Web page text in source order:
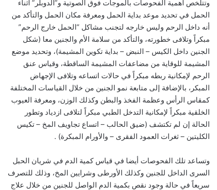
وتتلخص أهمية الفحوصات بالموجات فوق الصوتية و”الدوبلر” أثناء
الحمل في تحديد موعد بداية الحمل ومعرفة مكان الحمل والتأكد من
أنه داخل الرحم وليس خارجه لتجنب مشاكل “الحمل خارج الرحم”
مبكراً وتلافى خطورته، والتأكد من سلامة الأم والجنين معا (شكل
الجنين داخل الكيس – النبض – بداية تكوين المشيمة)، وتحديد موضع
المشيمة للوقاية من مضاعفات المشيمة الساقطة، وقياس عنق
الرحم لإمكانية ربطه مبكراً في حالات اتساعه وتلافى الإجهاض
المبكر، بالإضافة إلى متابعة نمو الجنين من خلال القياسات المختلفة
كمقاس الرأس وعظمة الفخذ والبطن وكذلك الوزن، ومعرفة العيوب
الخلقية مبكراً لإمكانية التدخل الطبي مبكراً لتلافى ازدياد وتطور
الحالة إن لم تكتشف (ضيق الحالب – اتساع تجاويف المخ – تكيس
الكليتين – ثغرات العمود الفقرى – والأورام المبكرة) .
وتساعد تلك الفحوصات أيضا في قياس كمية الدم في شريان الحبل
السرى الداخل للجنين وكذلك الأورطى وشرايين المخ، وذلك للتصرف
سريعاً في حالة وجود نقص بكمية الدم الواصل للجنين من خلال علاج